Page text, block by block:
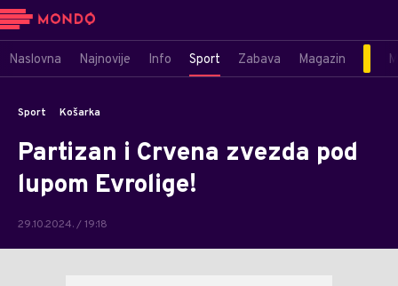
Naslovna Najnovije Info Sport Zabava Magazin
Sport Košarka
Partizan i Crvena zvezda pod
lupom Evrolige!
29.10.2024. / 19:18